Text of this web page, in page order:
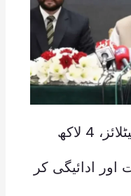
حج 2027 کا پورا عمل ڈیجیٹلائز، 4 لاکھ
اور ادائیگی کر